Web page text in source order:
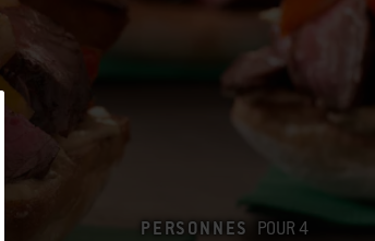
PERSONNES POUR 4